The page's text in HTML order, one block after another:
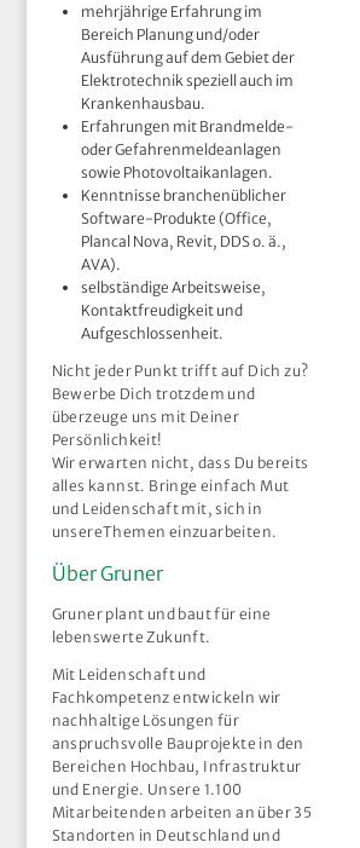
mehrjährige Erfahrung im
Bereich Planung und/oder
Ausführung auf dem Gebiet der
Elektrotechnik speziell auch im
Krankenhausbau.
Erfahrungen mit Brandmelde-
oder Gefahrenmeldeanlagen
sowie Photovoltaikanlagen.
Kenntnisse branchenüblicher
Software-Produkte (Office,
Plancal Nova, Revit, DDS o. ä.,
AVA).
selbständige Arbeitsweise,
Kontaktfreudigkeit und
Aufgeschlossenheit.
Nicht jeder Punkt trifft auf Dich zu?
Bewerbe Dich trotzdem und
überzeuge uns mit Deiner
Persönlichkeit!
Wir erwarten nicht, dass Du bereits
alles kannst. Bringe einfach Mut
und Leidenschaft mit, sich in
unsereThemen einzuarbeiten.
Über Gruner
Gruner plant und baut für eine
lebenswerte Zukunft.
Mit Leidenschaft und
Fachkompetenz entwickeln wir
nachhaltige Lösungen für
anspruchsvolle Bauprojekte in den
Bereichen Hochbau, Infrastruktur
und Energie. Unsere 1.100
Mitarbeitenden arbeiten an über 35
Standorten in Deutschland und